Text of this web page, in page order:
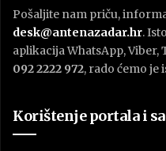
Pošaljite nam priču,
desk@antenazadar.hr.
aplikacija WhatsApp,
092 2222 972, rado ćemo je
Korištenje portala i